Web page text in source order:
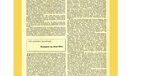
Krimkonferencen L Larsen, Einar Aksel
er frit, pjece Nielsen, Poul, fhv. politibetjent
købmand Silkeborg Sjælland Sommerkorpset
Tang, løjtnant Teheran U